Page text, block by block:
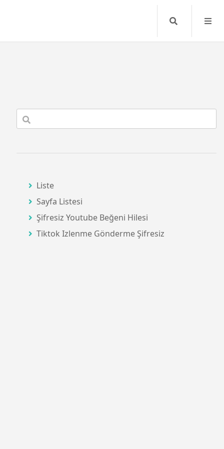
Search
Liste
Sayfa Listesi
Şifresiz Youtube Beğeni Hilesi
Tiktok Izlenme Gönderme Şifresiz